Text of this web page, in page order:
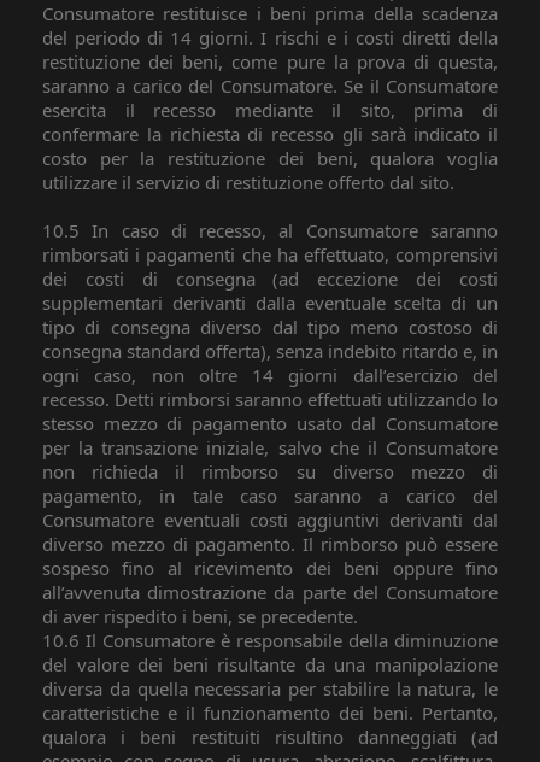
Consumatore restituisce i beni prima della scadenza
del periodo di 14 giorni. I rischi e i costi diretti della
restituzione dei beni, come pure la prova di questa,
saranno a carico del Consumatore. Se il Consumatore
esercita il recesso mediante il sito, prima di
confermare la richiesta di recesso gli sarà indicato il
costo per la restituzione dei beni, qualora voglia
utilizzare il servizio di restituzione offerto dal sito.
10.5 In caso di recesso, al Consumatore saranno
rimborsati i pagamenti che ha effettuato, comprensivi
dei costi di consegna (ad eccezione dei costi
supplementari derivanti dalla eventuale scelta di un
tipo di consegna diverso dal tipo meno costoso di
consegna standard offerta), senza indebito ritardo e, in
ogni caso, non oltre 14 giorni dall’esercizio del
recesso. Detti rimborsi saranno effettuati utilizzando lo
stesso mezzo di pagamento usato dal Consumatore
per la transazione iniziale, salvo che il Consumatore
non richieda il rimborso su diverso mezzo di
pagamento, in tale caso saranno a carico del
Consumatore eventuali costi aggiuntivi derivanti dal
diverso mezzo di pagamento. Il rimborso può essere
sospeso fino al ricevimento dei beni oppure fino
all’avvenuta dimostrazione da parte del Consumatore
di aver rispedito i beni, se precedente.
10.6 Il Consumatore è responsabile della diminuzione
del valore dei beni risultante da una manipolazione
diversa da quella necessaria per stabilire la natura, le
caratteristiche e il funzionamento dei beni. Pertanto,
qualora i beni restituiti risultino danneggiati (ad